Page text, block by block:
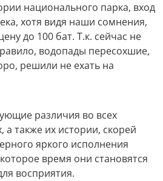
национального парка, вход
хотя видя наши сомнения,
до 100 бат. Т.к. сейчас не
водопады пересохшие,
решили не ехать на
различия во всех
а также их истории, скорей
яркого исполнения
время они становятся
восприятия.